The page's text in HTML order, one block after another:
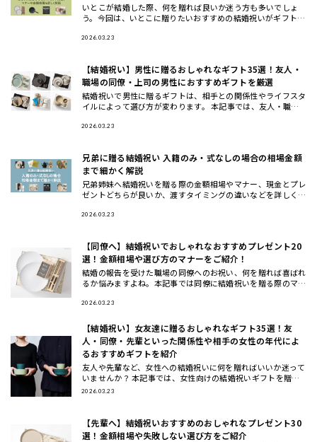
いとこが結婚した際、何を贈れば良いか迷う方も多いでしょ
う。今回は、いとこに贈りたいおすすめの結婚祝いがギフトの
す。おしゃれで洗
2026.03.23
【結婚祝い】男性に贈るおしゃれなギフト35選！友人・
職場の同僚・上司の男性におすすめギフトを厳選
結婚祝いで男性に贈るギフトは、相手との関係性やライフスタ
イルによって選び方が変わります。 本記事では、友人・職場
代・30代・4
2026.03.23
兄弟に贈る結婚祝い 入籍のみ・式なしの場合の相場金額
まで細かく解説
兄弟姉妹へ結婚祝いを贈る際の金額相場やマナー、現金とプレ
ゼントどちらが良いか、渡すタイミングの違いなどを詳しく解
いギフトの選
2026.03.23
【同僚へ】結婚祝いでおしゃれなおすすめプレゼント20
選！金額相場や選び方のマナーをご紹介！
結婚の報告を受けた職場の同僚へのお祝い、何を贈れば喜ばれ
るか悩みますよね。本記事では同僚に結婚祝いを贈る際のマナ
ゼント20選
2026.03.23
【結婚祝い】女友達に贈るおしゃれなギフト35選！友
人・同僚・先輩といった関係性や相手の女性の年代によ
るおすすめギフトを紹介
友人や先輩など、女性への結婚祝いに何を贈ればいいか迷って
いませんか？ 本記事では、女性向けの結婚祝いギフトを贈る
相手別（女友達・同僚・先輩/上司・後輩/部下）と、年代別
2026.03.23
【先輩へ】結婚祝いおすすめのおしゃれなプレゼント30
選！金額相場や失敗しない選び方をご紹介